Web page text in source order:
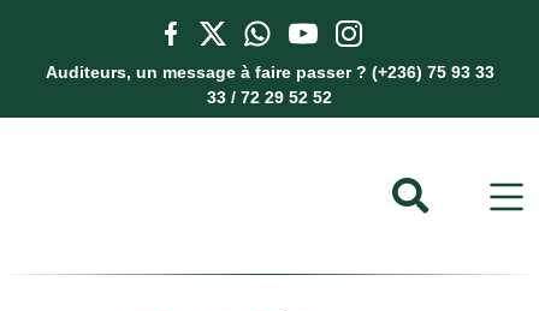
Auditeurs, un message à faire passer ? (+236) 75 93 33
33 / 72 29 52 52